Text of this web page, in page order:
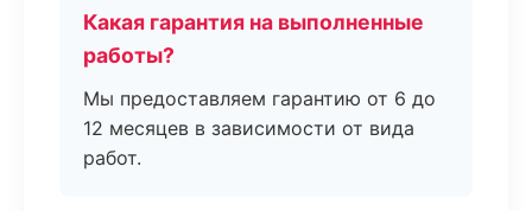
Какая гарантия на выполненные
работы?
Мы предоставляем гарантию от 6 до
12 месяцев в зависимости от вида
работ.